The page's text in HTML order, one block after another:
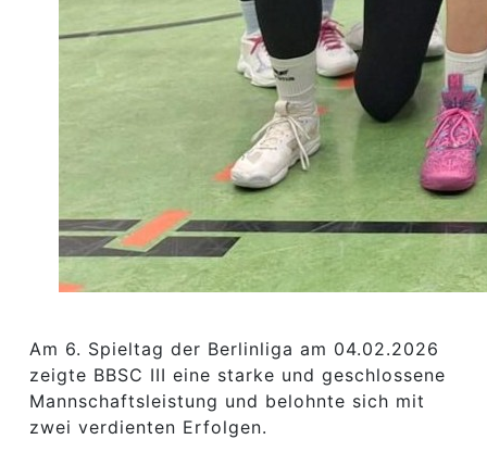
Am 6. Spieltag der Berlinliga am 04.02.2026
zeigte BBSC III eine starke und geschlossene
Mannschaftsleistung und belohnte sich mit
zwei verdienten Erfolgen.